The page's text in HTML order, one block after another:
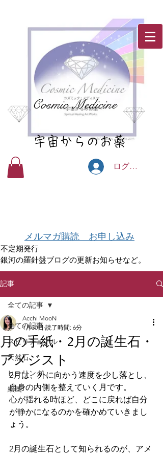
Cosmic Medicine
宇宙からのお薬
ログイン
メルマガ購読 お申し込み
不定期発行
銀河の羅針盤ブログの更新お知らせなど。
記事
全ての記事
スピリチュアル
天然石
ヒーリング
絵画
全ての記事
月の手紙・2月の誕生石・
アメジスト
Acchi MooN
1月30日 読了時間: 6分
2月は、外に向かう速度を少し落とし、
自身の内側を整えていく月です。
心が揺れる時ほど、どこに戻れば自分
が静かになるのかを確かめていきまし
ょう。
2月の誕生石として知られるのが、アメ